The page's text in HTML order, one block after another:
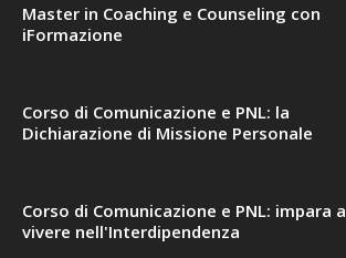
Master in Coaching e Counseling con
iFormazione
Corso di Comunicazione e PNL: la
Dichiarazione di Missione Personale
Corso di Comunicazione e PNL: impara a
vivere nell'Interdipendenza